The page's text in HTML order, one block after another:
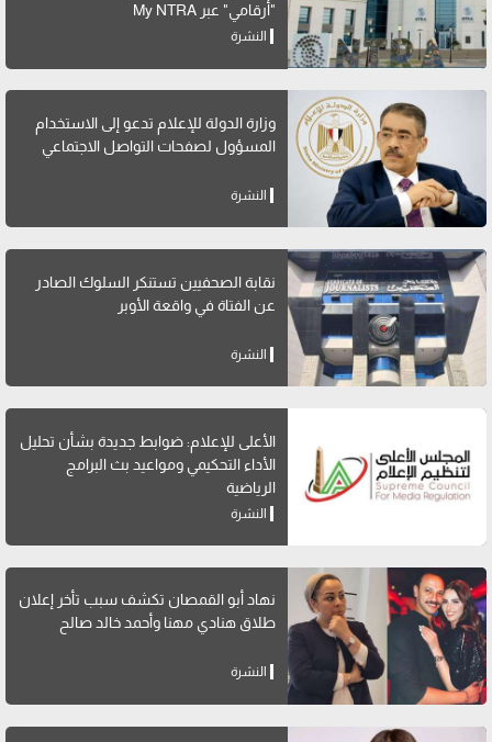
"أرقامي" عبر My NTRA
النشرة
وزارة الدولة للإعلام تدعو إلى الاستخدام
المسؤول لصفحات التواصل الاجتماعي
النشرة
نقابة الصحفيين تستنكر السلوك الصادر
عن الفتاة في واقعة الأوبر
النشرة
الأعلى للإعلام: ضوابط جديدة بشأن تحليل
الأداء التحكيمي ومواعيد بث البرامج
الرياضية
النشرة
نهاد أبو القمصان تكشف سبب تأخر إعلان
طلاق هنادي مهنا وأحمد خالد صالح
النشرة